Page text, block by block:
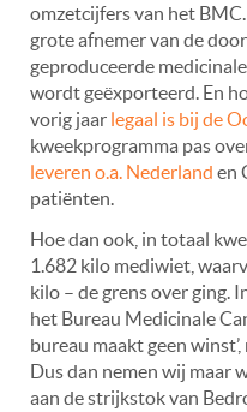
omzetcijfers van het
grote afnemer van de
geproduceerde
wordt geëxporteerd. En
vorig jaar legaal is bij de
kweekprogramma pas
leveren o.a. Nederland en
patiënten.
Hoe dan ook, in totaal
1.682 kilo mediwiet,
kilo – de grens over ging.
het Bureau Medicinale
bureau maakt geen
Dus dan nemen wij maar
aan de strijkstok van